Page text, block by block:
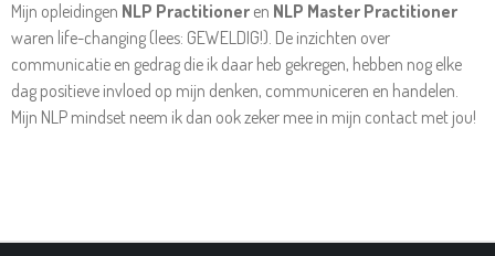
Mijn opleidingen NLP Practitioner en NLP Master Practitioner
waren life-changing (lees: GEWELDIG!). De inzichten over
communicatie en gedrag die ik daar heb gekregen, hebben nog elke
dag positieve invloed op mijn denken, communiceren en handelen.
Mijn NLP mindset neem ik dan ook zeker mee in mijn contact met jou!